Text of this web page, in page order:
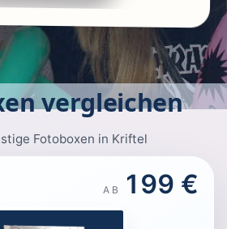
vergleichen
Fotoboxen in Kriftel
AB 199 €